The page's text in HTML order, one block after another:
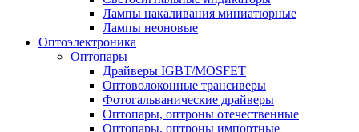
Лампы накаливания миниатюрные
Лампы неоновые
Оптоэлектроника
Оптопары
Драйверы IGBT/MOSFET
Оптоволоконные трансиверы
Фотогальванические драйверы
Оптопары, оптроны отечественные
Оптопары, оптроны импортные